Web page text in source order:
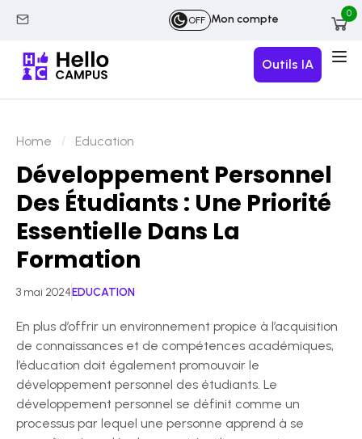
OFF Mon compte 0
Outils IA
Home Education
Développement Personnel
Des Étudiants : Une Priorité
Essentielle Dans La
Formation
3 mai 2024EDUCATION
En plus d’offrir un environnement propice à l’acquisition
de connaissances et de compétences académiques,
l’éducation doit également promouvoir le
développement personnel des étudiants. Le
développement personnel se définit comme un
processus par lequel une personne apprend à se